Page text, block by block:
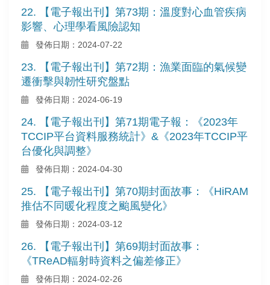
22. 【電子報出刊】第73期：溫度對心血管疾病
影響、心理學看風險認知
發佈日期：2024-07-22
23. 【電子報出刊】第72期：漁業面臨的氣候變
遷衝擊與韌性研究盤點
發佈日期：2024-06-19
24. 【電子報出刊】第71期電子報：《2023年
TCCIP平台資料服務統計》&《2023年TCCIP平
台優化與調整》
發佈日期：2024-04-30
25. 【電子報出刊】第70期封面故事：《HiRAM
推估不同暖化程度之颱風變化》
發佈日期：2024-03-12
26. 【電子報出刊】第69期封面故事：
《TReAD輻射時資料之偏差修正》
發佈日期：2024-02-26